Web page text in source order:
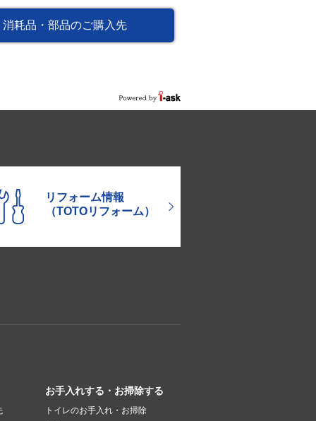
消耗品・部品のご購入先
リフォーム情報
（TOTOリフォーム）
お手入れする・お掃除する
トイレのお手入れ・お掃除